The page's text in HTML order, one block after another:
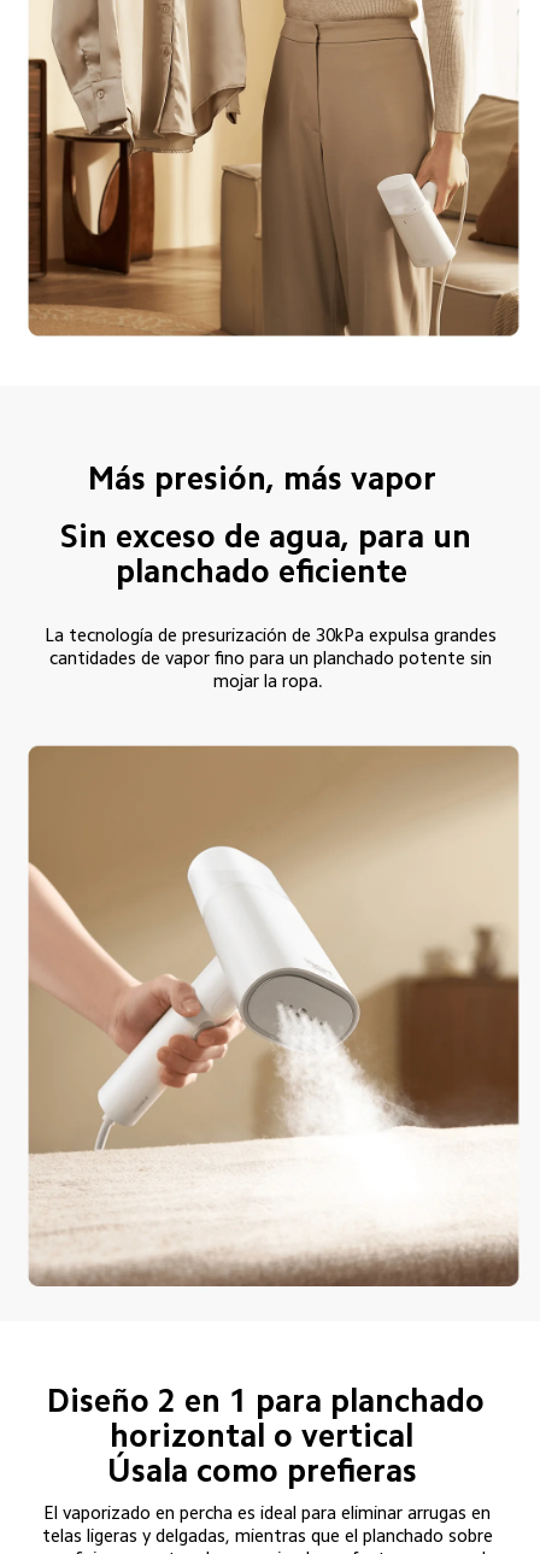
Más presión, más vapor
Sin exceso de agua, para un
planchado eficiente
La tecnología de presurización de 30kPa expulsa grandes
cantidades de vapor fino para un planchado potente sin
mojar la ropa.
Diseño 2 en 1 para planchado
horizontal o vertical
Úsala como prefieras
El vaporizado en percha es ideal para eliminar arrugas en
telas ligeras y delgadas, mientras que el planchado sobre